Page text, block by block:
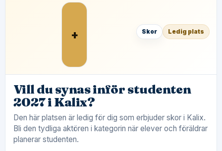
+ Skor Ledig plats
Vill du synas inför studenten
2027 i Kalix?
Den här platsen är ledig för dig som erbjuder skor i Kalix.
Bli den tydliga aktören i kategorin när elever och föräldrar
planerar studenten.